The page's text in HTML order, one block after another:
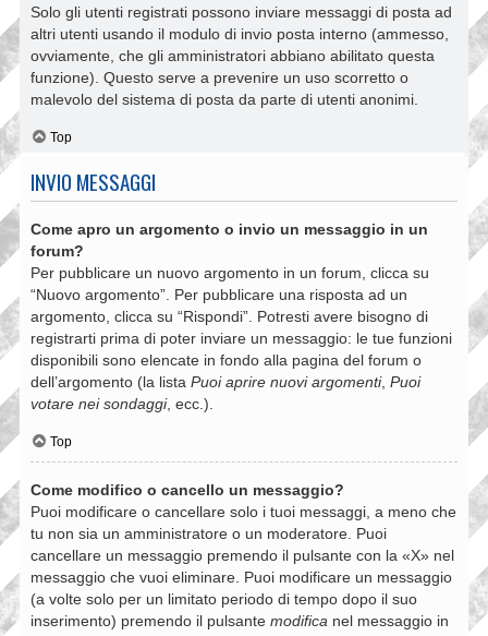
Solo gli utenti registrati possono inviare messaggi di posta ad
altri utenti usando il modulo di invio posta interno (ammesso,
ovviamente, che gli amministratori abbiano abilitato questa
funzione). Questo serve a prevenire un uso scorretto o
malevolo del sistema di posta da parte di utenti anonimi.
Top
INVIO MESSAGGI
Come apro un argomento o invio un messaggio in un
forum?
Per pubblicare un nuovo argomento in un forum, clicca su
“Nuovo argomento”. Per pubblicare una risposta ad un
argomento, clicca su “Rispondi”. Potresti avere bisogno di
registrarti prima di poter inviare un messaggio: le tue funzioni
disponibili sono elencate in fondo alla pagina del forum o
dell’argomento (la lista Puoi aprire nuovi argomenti, Puoi
votare nei sondaggi, ecc.).
Top
Come modifico o cancello un messaggio?
Puoi modificare o cancellare solo i tuoi messaggi, a meno che
tu non sia un amministratore o un moderatore. Puoi
cancellare un messaggio premendo il pulsante con la «X» nel
messaggio che vuoi eliminare. Puoi modificare un messaggio
(a volte solo per un limitato periodo di tempo dopo il suo
inserimento) premendo il pulsante modifica nel messaggio in